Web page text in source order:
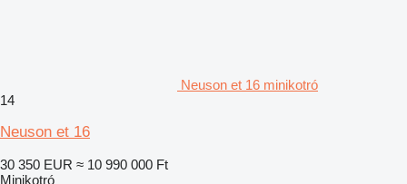
Neuson et 16 minikotró
14
Neuson et 16
30 350 EUR ≈ 10 990 000 Ft
Minikotró